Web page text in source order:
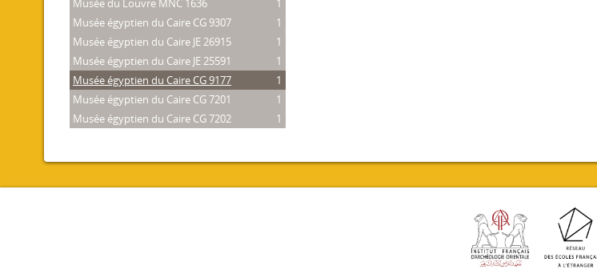
Musée du Louvre MNC 1636
1
Musée égyptien du Caire CG 9307
1
Musée égyptien du Caire JE 26915
1
Musée égyptien du Caire JE 25591
1
Musée égyptien du Caire CG 9177
1
Musée égyptien du Caire CG 7201
1
Musée égyptien du Caire CG 7202
1